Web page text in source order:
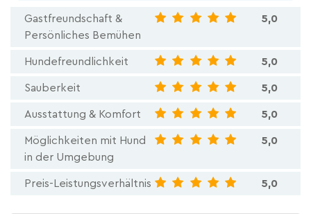
Gastfreundschaft &
Persönliches Bemühen
5,0
Hundefreundlichkeit 5,0
Sauberkeit 5,0
Ausstattung & Komfort 5,0
Möglichkeiten mit Hund
in der Umgebung
5,0
Preis-Leistungsverhältnis 5,0